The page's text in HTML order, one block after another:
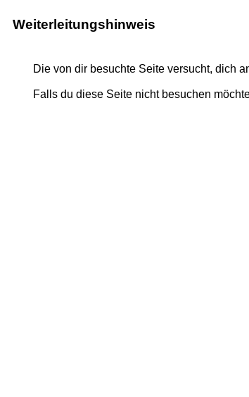
Weiterleitungshinweis
Die von dir besuchte Seite versucht, dich
Falls du diese Seite nicht besuchen